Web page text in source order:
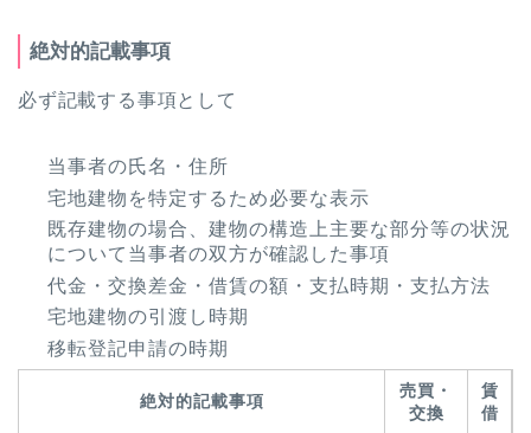
絶対的記載事項
必ず記載する事項として
当事者の氏名・住所
宅地建物を特定するため必要な表示
既存建物の場合、建物の構造上主要な部分等の状況
について当事者の双方が確認した事項
代金・交換差金・借賃の額・支払時期・支払方法
宅地建物の引渡し時期
移転登記申請の時期
絶対的記載事項
売買・
交換
賃
借